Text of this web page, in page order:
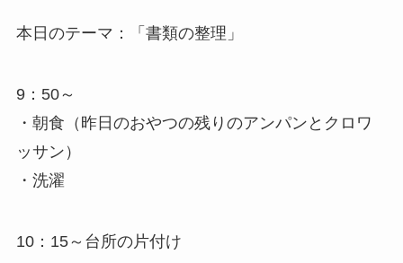
本日のテーマ：「書類の整理」
9：50～
・朝食（昨日のおやつの残りのアンパンとクロワ
ッサン）
・洗濯
10：15～台所の片付け